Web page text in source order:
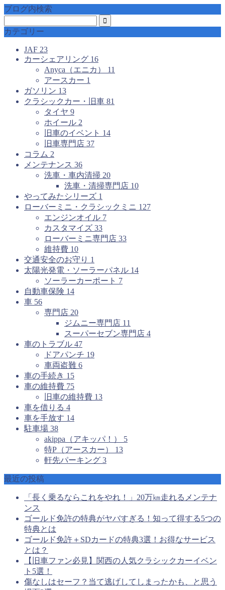
ブログ内検索
カテゴリー
JAF 23
カーシェアリング 16
Anyca（エニカ） 11
アースカー 1
ガソリン 13
クラシックカー・旧車 81
タイヤ 9
ホイール 2
旧車のイベント 14
旧車専門店 37
コラム 2
メンテナンス 36
洗車・車内清掃 20
洗車・清掃専門店 10
やってみたシリーズ 1
ローバーミニ・クラシックミニ 127
エンジンオイル 7
カスタマイズ 33
ローバーミニ専門店 33
維持費 10
交通安全のお守り 1
太陽光発電・ソーラーパネル 14
ソーラーカーポート 7
自動車保険 14
車 56
専門店 20
ジムニー専門店 11
スーパーセブン専門店 4
車のトラブル 47
ドアパンチ 19
車両盗難 6
車の手続き 15
車の維持費 75
旧車の維持費 13
車を借りる 4
車を手放す 14
駐車場 38
akippa（アキッパ！） 5
特P（アースカー） 13
軒先パーキング 3
最近の投稿
「長く乗るならこれをやれ！」20万㎞走れるメンテナ
ンス
ゴールド免許の特典がヤバすぎる！知って得する5つの
特典とは
ゴールド免許＋SDカードの特典3選！お得なサービス
とは？
【旧車ファン必見】関西の人気クラシックカーイベン
ト5選！
傷なしはセーフ？当て逃げしてしまったかも、と思う